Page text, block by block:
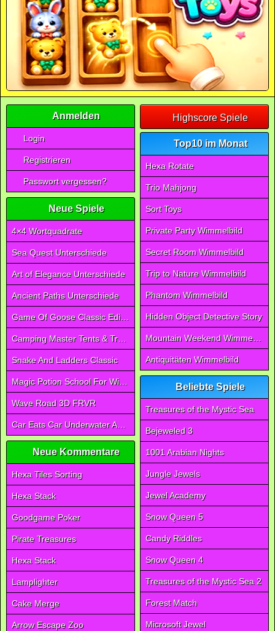
Anmelden
Login
Registrieren
Passwort vergessen?
Neue Spiele
4×4 Wortquadrate
Sea Quest Unterschiede
Art of Elegance Unterschiede
Ancient Paths Unterschiede
Game Of Goose Classic Edition
Camping Master Tents & Trees
Snake And Ladders Classic
Magic Potion School For Witch
Wave Road 3D FRVR
Car Eats Car Underwater Adventure FRVR
Neue Kommentare
Hexa Tiles Sorting
Hexa Stack
Goodgame Poker
Pirate Treasures
Hexa Stack
Lamplighter
Cake Merge
Arrow Escape Zoo
Highscore Spiele
Top10 im Monat
Hexa Rotate
Trio Mahjong
Sort Toys
Private Party Wimmelbild
Secret Room Wimmelbild
Trip to Nature Wimmelbild
Phantom Wimmelbild
Hidden Object Detective Story
Mountain Weekend Wimmelbild
Antiquitäten Wimmelbild
Beliebte Spiele
Treasures of the Mystic Sea
Bejeweled 3
1001 Arabian Nights
Jungle Jewels
Jewel Academy
Snow Queen 5
Candy Riddles
Snow Queen 4
Treasures of the Mystic Sea 2
Forest Match
Microsoft Jewel